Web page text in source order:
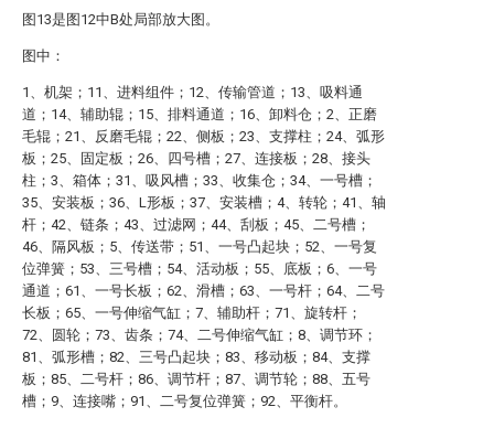
图13是图12中B处局部放大图。
图中：
1、机架；11、进料组件；12、传输管道；13、吸料通
道；14、辅助辊；15、排料通道；16、卸料仓；2、正磨
毛辊；21、反磨毛辊；22、侧板；23、支撑柱；24、弧形
板；25、固定板；26、四号槽；27、连接板；28、接头
柱；3、箱体；31、吸风槽；33、收集仓；34、一号槽；
35、安装板；36、L形板；37、安装槽；4、转轮；41、轴
杆；42、链条；43、过滤网；44、刮板；45、二号槽；
46、隔风板；5、传送带；51、一号凸起块；52、一号复
位弹簧；53、三号槽；54、活动板；55、底板；6、一号
通道；61、一号长板；62、滑槽；63、一号杆；64、二号
长板；65、一号伸缩气缸；7、辅助杆；71、旋转杆；
72、圆轮；73、齿条；74、二号伸缩气缸；8、调节环；
81、弧形槽；82、三号凸起块；83、移动板；84、支撑
板；85、二号杆；86、调节杆；87、调节轮；88、五号
槽；9、连接嘴；91、二号复位弹簧；92、平衡杆。